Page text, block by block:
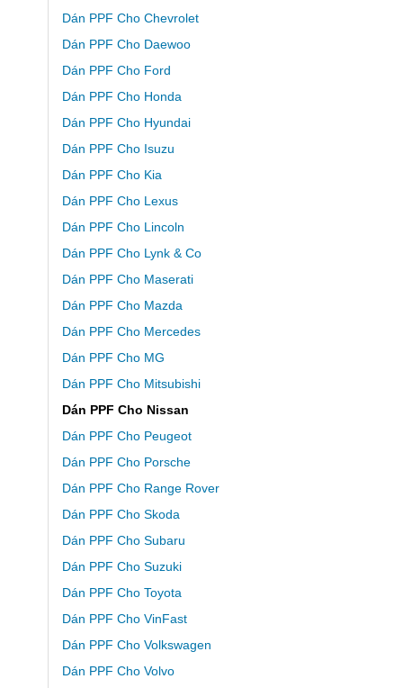
Dán PPF Cho Chevrolet
Dán PPF Cho Daewoo
Dán PPF Cho Ford
Dán PPF Cho Honda
Dán PPF Cho Hyundai
Dán PPF Cho Isuzu
Dán PPF Cho Kia
Dán PPF Cho Lexus
Dán PPF Cho Lincoln
Dán PPF Cho Lynk & Co
Dán PPF Cho Maserati
Dán PPF Cho Mazda
Dán PPF Cho Mercedes
Dán PPF Cho MG
Dán PPF Cho Mitsubishi
Dán PPF Cho Nissan
Dán PPF Cho Peugeot
Dán PPF Cho Porsche
Dán PPF Cho Range Rover
Dán PPF Cho Skoda
Dán PPF Cho Subaru
Dán PPF Cho Suzuki
Dán PPF Cho Toyota
Dán PPF Cho VinFast
Dán PPF Cho Volkswagen
Dán PPF Cho Volvo